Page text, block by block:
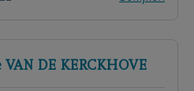
VAN DE KERCKHOVE